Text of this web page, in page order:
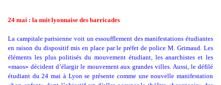
24 mai : la nuit lyonnaise des barricades
La campitale parisienne voit un essoufflement des manifestations étudiantes
en raison du dispositif mis en place par le préfet de police M. Grimaud. Les
éléments les plus politisés du mouvement étudiant, les anarchistes et les
«maos» décident d’élargir le mouvement aux grandes villes. Aussi, le défilé
étudiant du 24 mai à Lyon se présente comme une nouvelle manifestation